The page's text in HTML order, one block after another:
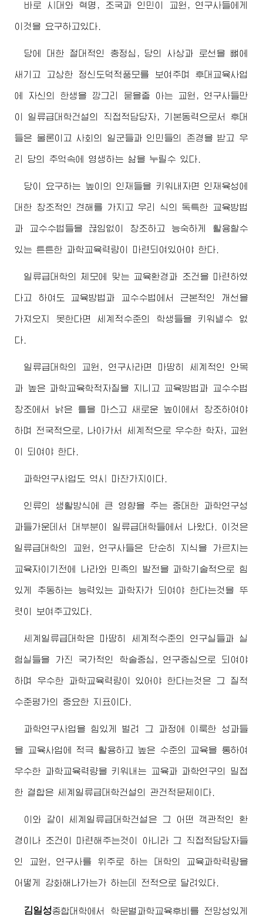
바로 시대와 혁명, 조국과 인민이 교원, 연구사들에게
이것을 요구하고있다.
당에 대한 절대적인 충정심, 당의 사상과 로선을 뼈에
새기고 고상한 정신도덕적풍모를 보여주며 후대교육사업
에 자신의 한생을 깡그리 묻을줄 아는 교원, 연구사들만
이 일류급대학건설의 직접적담당자, 기본동력으로서 후대
들은 물론이고 사회의 일군들과 인민들의 존경을 받고 우
리 당의 추억속에 영생하는 삶을 누릴수 있다.
당이 요구하는 높이의 인재들을 키워내자면 인재육성에
대한 창조적인 견해를 가지고 우리 식의 독특한 교육방법
과 교수수법들을 끊임없이 창조하고 능숙하게 활용할수
있는 튼튼한 과학교육력량이 마련되여있어야 한다.
일류급대학의 체모에 맞는 교육환경과 조건을 마련하였
다고 하여도 교육방법과 교수수법에서 근본적인 개선을
가져오지 못한다면 세계적수준의 학생들을 키워낼수 없
다.
일류급대학의 교원, 연구사라면 마땅히 세계적인 안목
과 높은 과학교육학적자질을 지니고 교육방법과 교수수법
창조에서 낡은 틀을 마스고 새로운 높이에서 창조하여야
하며 전국적으로, 나아가서 세계적으로 우수한 학자, 교원
이 되여야 한다.
과학연구사업도 역시 마찬가지이다.
인류의 생활방식에 큰 영향을 주는 중대한 과학연구성
과들가운데서 대부분이 일류급대학들에서 나왔다. 이것은
일류급대학의 교원, 연구사들은 단순히 지식을 가르치는
교육자이기전에 나라와 민족의 발전을 과학기술적으로 힘
있게 추동하는 능력있는 과학자가 되여야 한다는것을 뚜
렷이 보여주고있다.
세계일류급대학은 마땅히 세계적수준의 연구실들과 실
험실들을 가진 국가적인 학술중심, 연구중심으로 되여야
하며 우수한 과학교육력량이 있어야 한다는것은 그 질적
수준평가의 중요한 지표이다.
과학연구사업을 힘있게 벌려 그 과정에 이룩한 성과들
을 교육사업에 적극 활용하고 높은 수준의 교육을 통하여
우수한 과학교육력량을 키워내는 교육과 과학연구의 밀접
한 결합은 세계일류급대학건설의 관건적문제이다.
이와 같이 세계일류급대학건설은 그 어떤 객관적인 환
경이나 조건이 마련해주는것이 아니라 그 직접적담당자들
인 교원, 연구사를 위주로 하는 대학의 교육과학력량을
어떻게 강화해나가는가 하는데 전적으로 달려있다.
김일성종합대학에서 학문별과학교육후비를 전망성있게